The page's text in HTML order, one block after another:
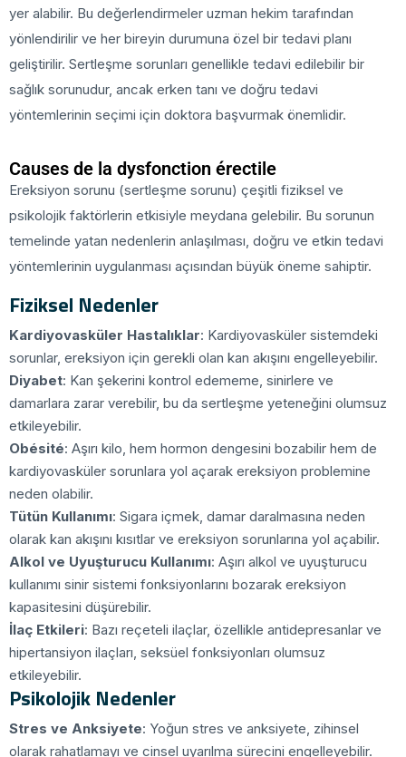
yer alabilir. Bu değerlendirmeler uzman hekim tarafından
yönlendirilir ve her bireyin durumuna özel bir tedavi planı
geliştirilir. Sertleşme sorunları genellikle tedavi edilebilir bir
sağlık sorunudur, ancak erken tanı ve doğru tedavi
yöntemlerinin seçimi için doktora başvurmak önemlidir.
Causes de la dysfonction érectile
Ereksiyon sorunu (sertleşme sorunu) çeşitli fiziksel ve
psikolojik faktörlerin etkisiyle meydana gelebilir. Bu sorunun
temelinde yatan nedenlerin anlaşılması, doğru ve etkin tedavi
yöntemlerinin uygulanması açısından büyük öneme sahiptir.
Fiziksel Nedenler
Kardiyovasküler Hastalıklar: Kardiyovasküler sistemdeki
sorunlar, ereksiyon için gerekli olan kan akışını engelleyebilir.
Diyabet: Kan şekerini kontrol edememe, sinirlere ve
damarlara zarar verebilir, bu da sertleşme yeteneğini olumsuz
etkileyebilir.
Obésité: Aşırı kilo, hem hormon dengesini bozabilir hem de
kardiyovasküler sorunlara yol açarak ereksiyon problemine
neden olabilir.
Tütün Kullanımı: Sigara içmek, damar daralmasına neden
olarak kan akışını kısıtlar ve ereksiyon sorunlarına yol açabilir.
Alkol ve Uyuşturucu Kullanımı: Aşırı alkol ve uyuşturucu
kullanımı sinir sistemi fonksiyonlarını bozarak ereksiyon
kapasitesini düşürebilir.
İlaç Etkileri: Bazı reçeteli ilaçlar, özellikle antidepresanlar ve
hipertansiyon ilaçları, seksüel fonksiyonları olumsuz
etkileyebilir.
Psikolojik Nedenler
Stres ve Anksiyete: Yoğun stres ve anksiyete, zihinsel
olarak rahatlamayı ve cinsel uyarılma sürecini engelleyebilir.